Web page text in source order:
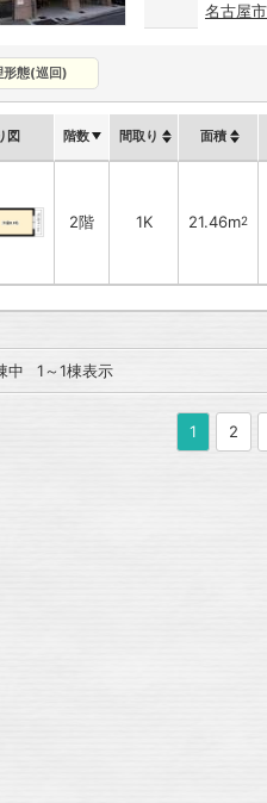
名古屋
形態(巡回)
図 階数 間取り 面積
2階 1K 21.46m2
中 1～1棟表示
1 2